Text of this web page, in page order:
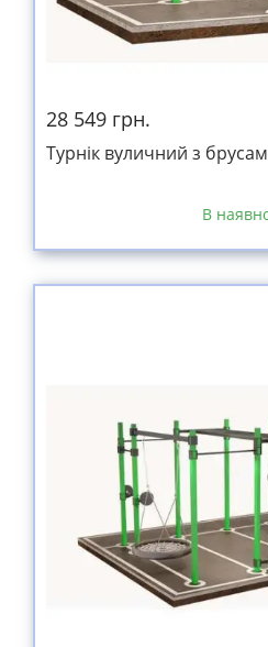
28 549 грн.
Турнік вуличний з
В